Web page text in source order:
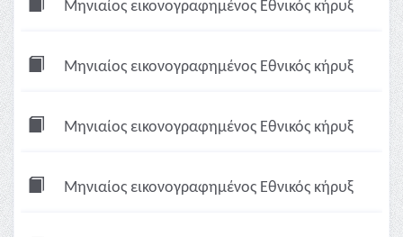
Μηνιαίος εικονογραφημένος Εθνικός κήρυξ
Μηνιαίος εικονογραφημένος Εθνικός κήρυξ
Μηνιαίος εικονογραφημένος Εθνικός κήρυξ
Μηνιαίος εικονογραφημένος Εθνικός κήρυξ